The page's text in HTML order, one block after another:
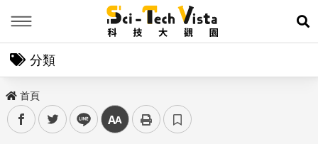
展
分類
首頁
facebooktwitter line 中